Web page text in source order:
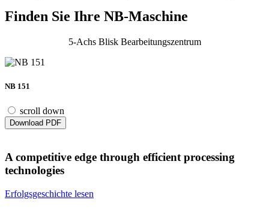
Finden Sie Ihre NB-Maschine
5-Achs Blisk Bearbeitungszentrum
NB 151
scroll down
Download PDF
A competitive edge through efficient processing
technologies
Erfolgsgeschichte lesen